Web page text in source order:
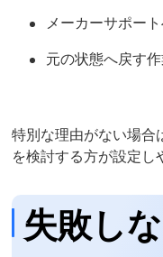
メーカーサポー
元の状態へ戻す
特別な理由がない場合
を検討する方が設定し
失敗し